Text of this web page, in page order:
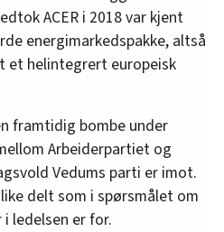
ACER i 2018 var kjent
energimarkedspakke, altså
et helintegrert europeisk
framtidig bombe under
Arbeiderpartiet og
Vedums parti er imot.
delt som i spørsmålet om
i ledelsen er for.